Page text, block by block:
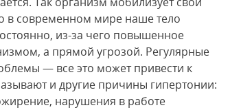
в современном мире наше тело
из-за чего повышенное
а прямой угрозой. Регулярные
— все это может привести к
и другие причины гипертонии:
нарушения в работе